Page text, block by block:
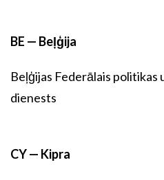
BE — Beļģija
Beļģijas Federālais politikas
dienests
CY — Kipra